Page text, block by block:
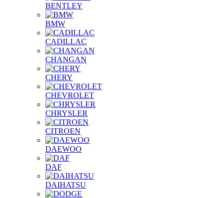
BENTLEY
BMW
CADILLAC
CHANGAN
CHERY
CHEVROLET
CHRYSLER
CITROEN
DAEWOO
DAF
DAIHATSU